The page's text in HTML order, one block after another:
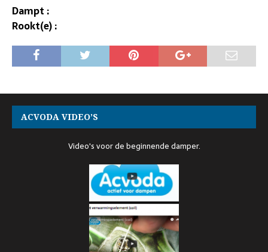
Dampt :
Rookt(e) :
ACVODA VIDEO’S
Video's voor de beginnende damper.